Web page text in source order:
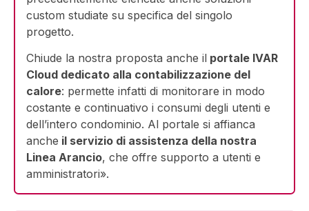
custom studiate su specifica del singolo
progetto.
Chiude la nostra proposta anche il portale IVAR
Cloud dedicato alla contabilizzazione del
calore: permette infatti di monitorare in modo
costante e continuativo i consumi degli utenti e
dell’intero condominio. Al portale si affianca
anche il servizio di assistenza della nostra
Linea Arancio, che offre supporto a utenti e
amministratori».